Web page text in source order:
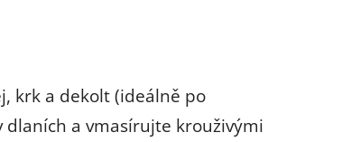
krk a dekolt (ideálně po
a vmasírujte krouživými